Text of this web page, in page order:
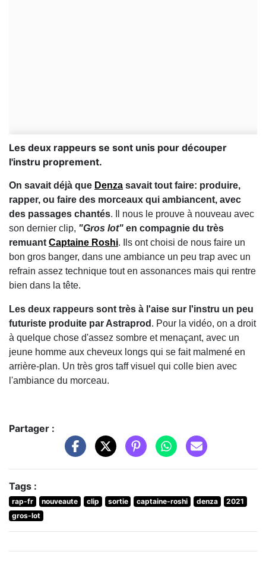
Les deux rappeurs se sont unis pour découper
l'instru proprement.
On savait déjà que Denza savait tout faire: produire,
rapper, ou faire des morceaux qui ambiancent, avec
des passages chantés. Il nous le prouve à nouveau avec
son dernier clip, "Gros lot" en compagnie du très
remuant Captaine Roshi. Ils ont choisi de nous faire un
bon gros banger, dans une ambiance un peu trap avec un
refrain assez technique tout en assonances mais qui rentre
bien dans la tête.
Les deux rappeurs sont très à l'aise sur l'instru un peu
futuriste produite par Astraprod . Pour la vidéo, on a droit
à quelque chose d'assez sombre et menaçant, avec un
jeune homme aux cheveux longs qui se fait malmené en
arrière-plan. Un très gros taff visuel qui colle bien avec
l'ambiance du morceau.
Partager :
Tags :
rap-fr nouveaute clip sortie captaine-roshi denza
2021
gros-lot